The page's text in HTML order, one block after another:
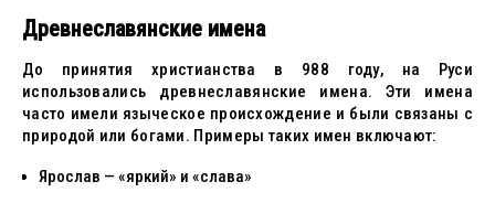
Древнеславянские имена
До принятия христианства в 988 году, на Руси
использовались древнеславянские имена. Эти имена
часто имели языческое происхождение и были связаны с
природой или богами. Примеры таких имен включают:
Ярослав — «яркий» и «слава»